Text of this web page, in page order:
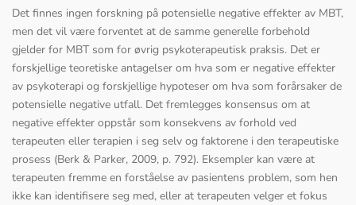
Det finnes ingen forskning på potensielle negative effekter av MBT,
men det vil være forventet at de samme generelle forbehold
gjelder for MBT som for øvrig psykoterapeutisk praksis. Det er
forskjellige teoretiske antagelser om hva som er negative effekter
av psykoterapi og forskjellige hypoteser om hva som forårsaker de
potensielle negative utfall. Det fremlegges konsensus om at
negative effekter oppstår som konsekvens av forhold ved
terapeuten eller terapien i seg selv og faktorene i den terapeutiske
prosess (Berk & Parker, 2009, p. 792). Eksempler kan være at
terapeuten fremme en forståelse av pasientens problem, som hen
ikke kan identifisere seg med, eller at terapeuten velger et fokus